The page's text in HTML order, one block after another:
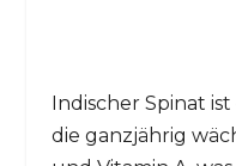
Indischer Spinat
die ganzjährig